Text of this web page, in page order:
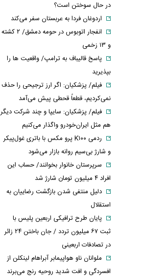
در حال سوختن است؟
اردوغان فردا به عربستان سفر می‌کند
انفجار اتوبوس در حومه دمشق/ ۲ کشته
و ۱۳ زخمی
پاسخ قالیباف به ترامپ/ واقعیت ها را
بپذیرید
فیلم/ پزشکیان: اگر ارز ترجیحی را حذف
نمی‌کردیم، قطعاً قحطی پیش می‌آمد
فیلم/ پزشکیان: سایپا و چند شرکت دیگر
هم مثل ایران‌خودرو واگذار می‌کنیم
ردمی K۱۰۰ پرو مکس با باتری غول‌پیکر
و شارژ بی‌سیم روانه بازار می‌شود
سرپرستان خانوار بخوانند/ حساب این
افراد ۴ میلیون تومان شارژ شد
دلیل منتفی شدن بازگشت رضاییان به
استقلال
پایان طرح ترافیکی اربعین پلیس با
ثبت ۶۷ میلیون تردد / جان باختن ۲۴ زائر
در تصادفات اربعینی
ملوانان ناو هواپیمابر آبراهام لینکلن از
افسردگی و افت شدید روحیه رنج می‌برند